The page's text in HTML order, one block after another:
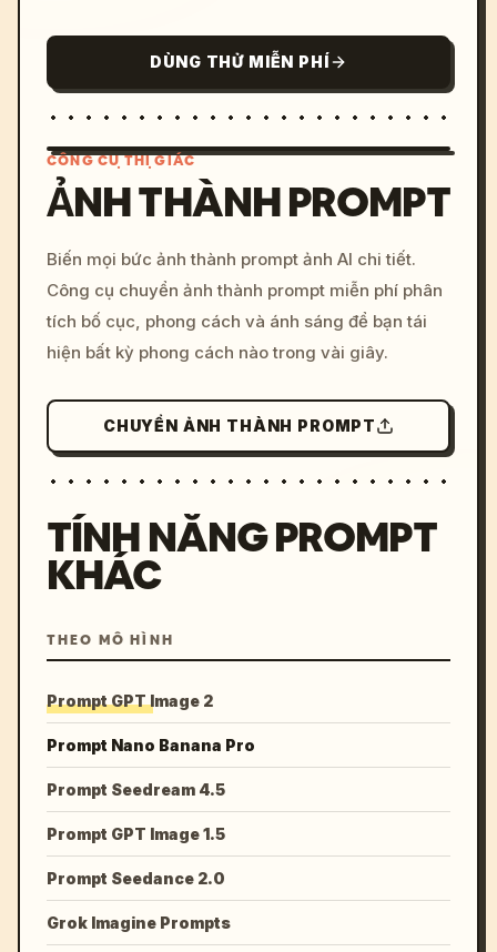
DÙNG THỬ MIỄN PHÍ
c, cyberpunk sunset, neon
colors, 8k --v 6.0
CÔNG CỤ THỊ GIÁC
ẢNH THÀNH PROMPT
Biến mọi bức ảnh thành prompt ảnh AI chi tiết.
Công cụ chuyển ảnh thành prompt miễn phí phân
tích bố cục, phong cách và ánh sáng để bạn tái
hiện bất kỳ phong cách nào trong vài giây.
CHUYỂN ẢNH THÀNH PROMPT
TÍNH NĂNG PROMPT
KHÁC
THEO MÔ HÌNH
Prompt GPT Image 2
Prompt Nano Banana Pro
Prompt Seedream 4.5
Prompt GPT Image 1.5
Prompt Seedance 2.0
Grok Imagine Prompts